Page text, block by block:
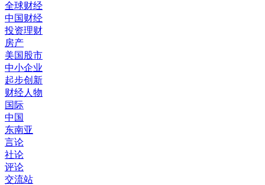
全球财经
中国财经
投资理财
房产
美国股市
中小企业
起步创新
财经人物
国际
中国
东南亚
言论
社论
评论
交流站